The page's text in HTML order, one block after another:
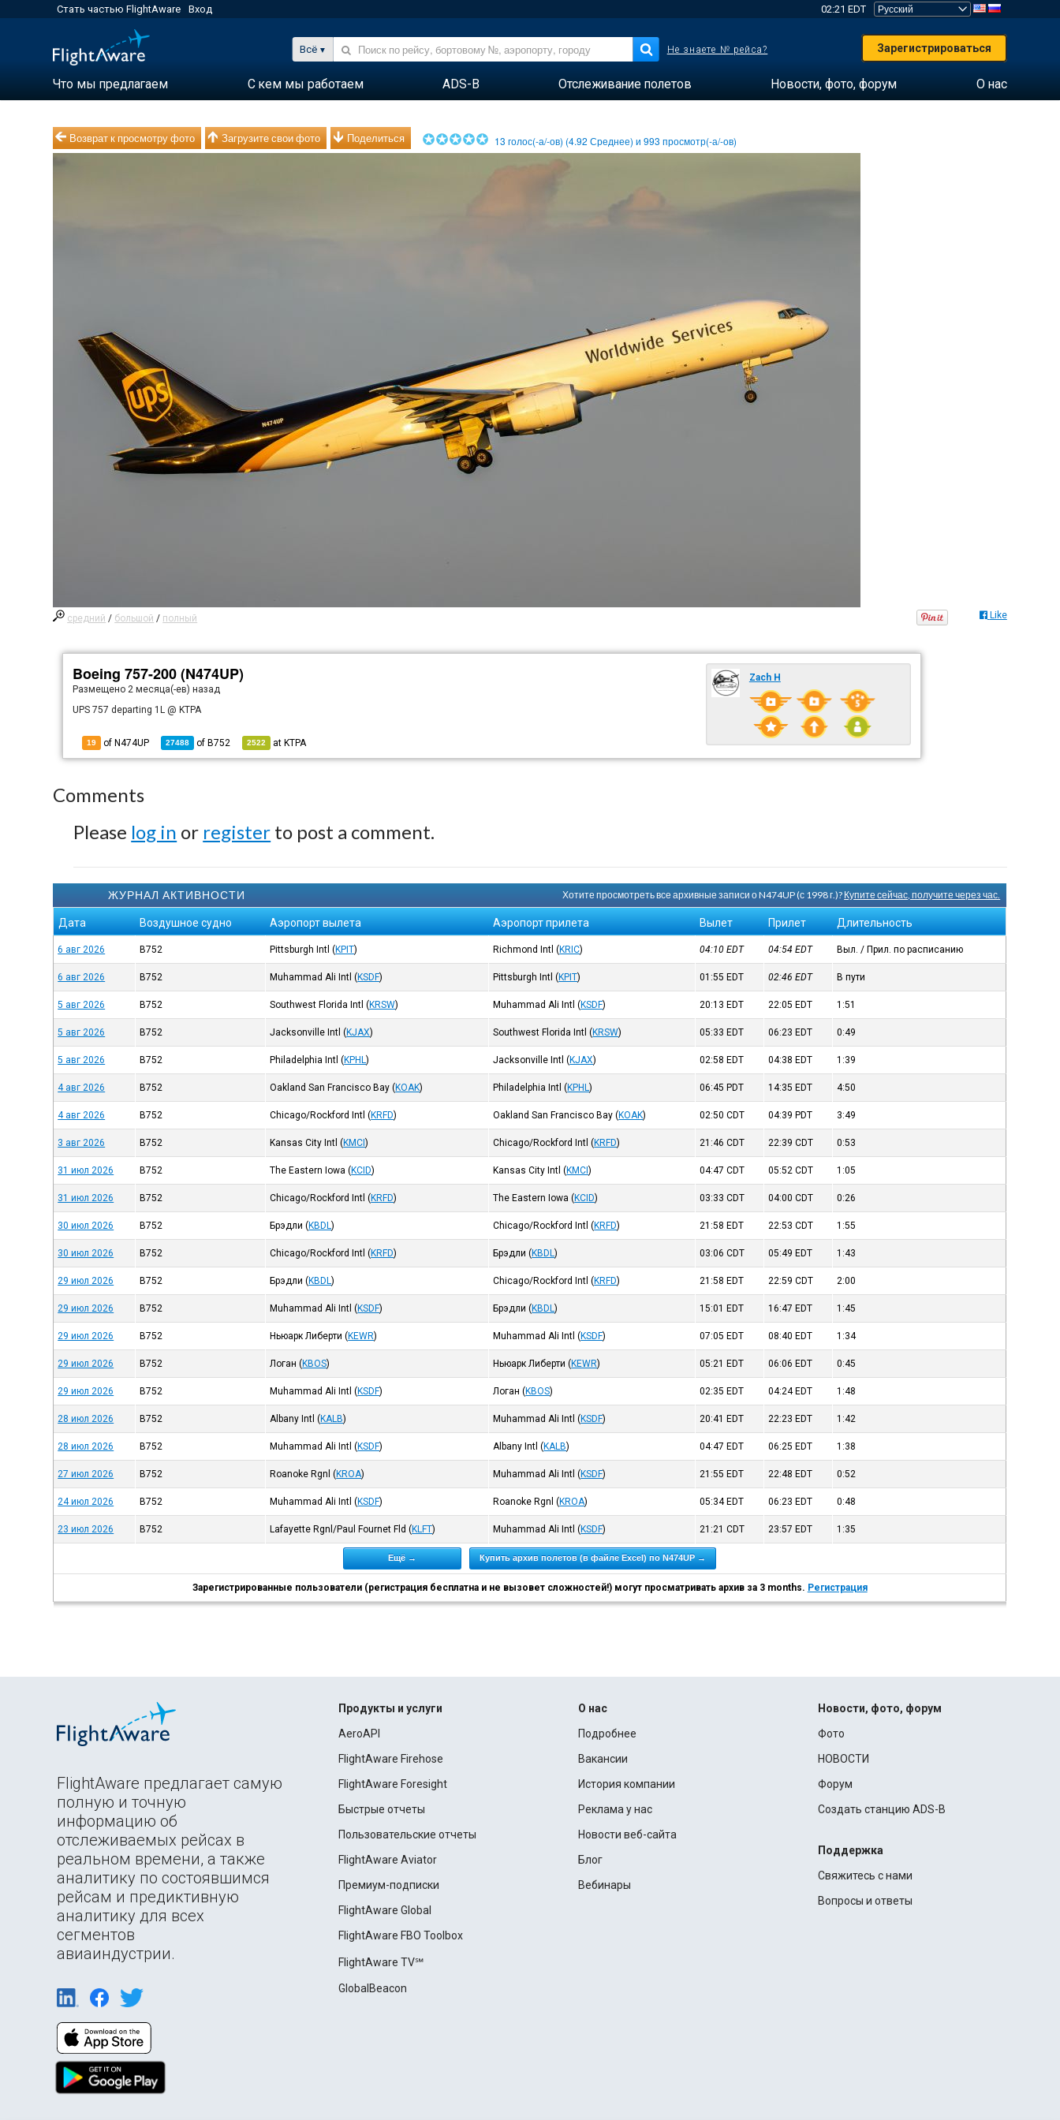
Стать частью FlightAware Вход 02:21 EDT
Всё Не знаете № рейса? Зарегистрироваться
Что мы предлагаем С кем мы работаем ADS-B Отслеживание полетов Новости, фото, форум О нас
Возврат к просмотру фото Загрузите свои фото Поделиться 13 голос(-а/-ов) (4.92 Среднее) и993 просмотр(-а/-ов)
средний / большой / полный Like
Boeing 757-200 (N474UP)
Размещено2 месяца(-ев) назад
UPS 757 departing 1L @ KTPA
19 of N474UP 27488 of B752 2522 at KTPA
Zach H
Comments
Please log in or register to post a comment.
ЖУРНАЛ АКТИВНОСТИ Хотите просмотреть все архивные записи о N474UP (с 1998 г.)? Купите сейчас, получите через час.
Дата Воздушное судно Аэропорт вылета Аэропорт прилета Вылет Прилет Длительность
6 авг 2026 B752 Pittsburgh Intl (KPIT) Richmond Intl (KRIC) 04:10EDT 04:54EDT Выл. / Прил. по расписанию
6 авг 2026 B752 Muhammad Ali Intl (KSDF) Pittsburgh Intl (KPIT) 01:55 EDT 02:46EDT В пути
5 авг 2026 B752 Southwest Florida Intl (KRSW) Muhammad Ali Intl (KSDF) 20:13 EDT 22:05 EDT 1:51
5 авг 2026 B752 Jacksonville Intl (KJAX) Southwest Florida Intl (KRSW) 05:33 EDT 06:23 EDT 0:49
5 авг 2026 B752 Philadelphia Intl (KPHL) Jacksonville Intl (KJAX) 02:58 EDT 04:38 EDT 1:39
4 авг 2026 B752 Oakland San Francisco Bay (KOAK) Philadelphia Intl (KPHL) 06:45 PDT 14:35 EDT 4:50
4 авг 2026 B752 Chicago/Rockford Intl (KRFD) Oakland San Francisco Bay (KOAK) 02:50CDT 04:39 PDT 3:49
3 авг 2026 B752 Kansas City Intl (KMCI) Chicago/Rockford Intl (KRFD) 21:46CDT 22:39CDT 0:53
31 июл 2026 B752 The Eastern Iowa (KCID) Kansas City Intl (KMCI) 04:47CDT 05:52CDT 1:05
31 июл 2026 B752 Chicago/Rockford Intl (KRFD) The Eastern Iowa (KCID) 03:33CDT 04:00CDT 0:26
30 июл 2026 B752 Брэдли (KBDL) Chicago/Rockford Intl (KRFD) 21:58 EDT 22:53CDT 1:55
30 июл 2026 B752 Chicago/Rockford Intl (KRFD) Брэдли (KBDL) 03:06CDT 05:49 EDT 1:43
29 июл 2026 B752 Брэдли (KBDL) Chicago/Rockford Intl (KRFD) 21:58 EDT 22:59CDT 2:00
29 июл 2026 B752 Muhammad Ali Intl (KSDF) Брэдли (KBDL) 15:01 EDT 16:47 EDT 1:45
29 июл 2026 B752 Ньюарк Либерти (KEWR) Muhammad Ali Intl (KSDF) 07:05 EDT 08:40 EDT 1:34
29 июл 2026 B752 Логан (KBOS) Ньюарк Либерти (KEWR) 05:21 EDT 06:06 EDT 0:45
29 июл 2026 B752 Muhammad Ali Intl (KSDF) Логан (KBOS) 02:35 EDT 04:24 EDT 1:48
28 июл 2026 B752 Albany Intl (KALB) Muhammad Ali Intl (KSDF) 20:41 EDT 22:23 EDT 1:42
28 июл 2026 B752 Muhammad Ali Intl (KSDF) Albany Intl (KALB) 04:47 EDT 06:25 EDT 1:38
27 июл 2026 B752 Roanoke Rgnl (KROA) Muhammad Ali Intl (KSDF) 21:55 EDT 22:48 EDT 0:52
24 июл 2026 B752 Muhammad Ali Intl (KSDF) Roanoke Rgnl (KROA) 05:34 EDT 06:23 EDT 0:48
23 июл 2026 B752 Lafayette Rgnl/Paul Fournet Fld (KLFT) Muhammad Ali Intl (KSDF) 21:21CDT 23:57 EDT 1:35
Ещё → Купить архив полетов (в файле Excel) по N474UP →
Зарегистрированные пользователи (регистрация бесплатна и не вызовет сложностей!) могут просматривать архив за 3 months. Регистрация
FlightAware предлагает самую
полную и точную
информацию об
отслеживаемых рейсах в
реальном времени, а также
аналитику по состоявшимся
рейсам и предиктивную
аналитику для всех
сегментов
авиаиндустрии.
Продукты и услуги
AeroAPI
FlightAware Firehose
FlightAware Foresight
Быстрые отчеты
Пользовательские отчеты
FlightAware Aviator
Премиум-подписки
FlightAware Global
FlightAware FBO Toolbox
FlightAware TV℠
GlobalBeacon
О нас
Подробнее
Вакансии
История компании
Реклама у нас
Новости веб-сайта
Блог
Вебинары
Новости, фото, форум
Фото
НОВОСТИ
Форум
Создать станцию ADS-B
Поддержка
Свяжитесь с нами
Вопросы и ответы